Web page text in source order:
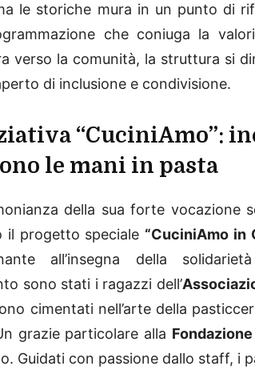
le storiche mura in un punto di
che coniuga la
verso la comunità, la struttura si
di inclusione e condivisione.
“CuciniAmo”:
le mani in pasta
della sua forte vocazione
il progetto speciale “CuciniAmo in
all’insegna della
sono stati i ragazzi dell’
cimentati nell’arte della
grazie particolare alla
Guidati con passione dallo staff, i